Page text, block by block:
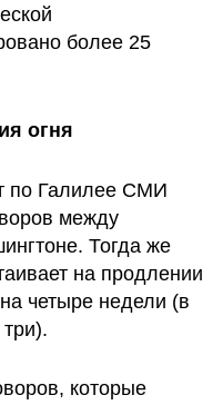
более 25
огня
по Галилее СМИ
между
Тогда же
на продлении
четыре недели (в
которые